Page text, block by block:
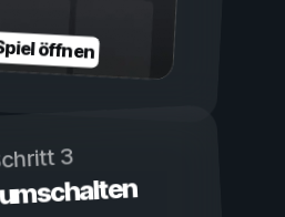
öffnen
3